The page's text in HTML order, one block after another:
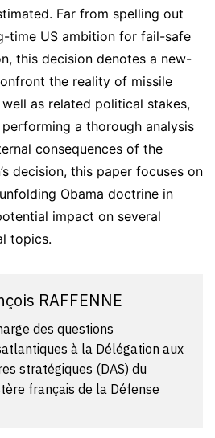
Far from spelling out
time US ambition for fail-safe
this decision denotes a new-
the reality of missile
as related political stakes,
a thorough analysis
consequences of the
decision, this paper focuses on
Obama doctrine in
impact on several
topics.
RAFFENNE
des questions
à la Délégation aux
stratégiques (DAS) du
français de la Défense